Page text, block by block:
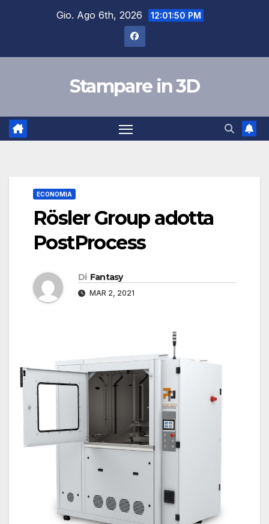
Gio. Ago 6th, 2026 12:01:51 PM
Stampare in 3D
ECONOMIA
Rösler Group adotta
PostProcess
Di Fantasy
MAR 2, 2021